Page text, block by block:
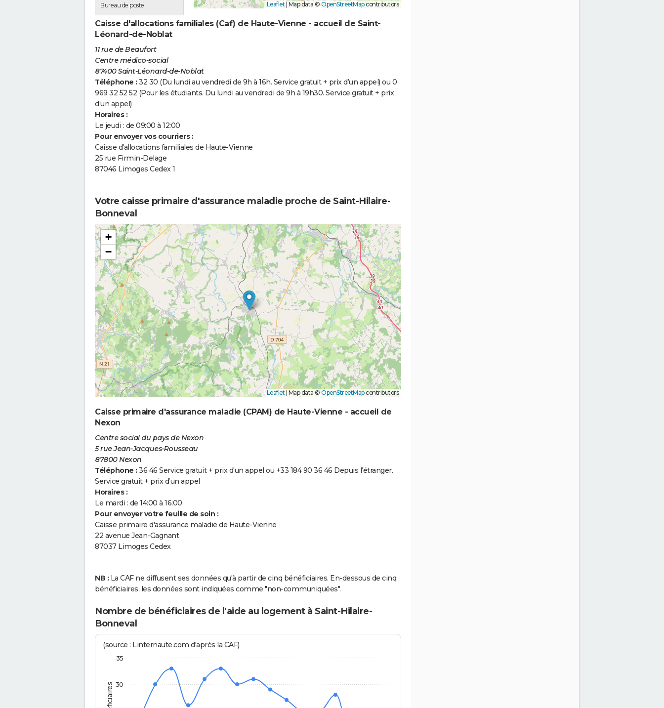
Bureau de poste Leaflet Map data © OpenStreetMapcontributors
Caisse d'allocations familiales (Caf) de Haute-Vienne - accueil de Saint-
Léonard-de-Noblat
11 rue de Beaufort
Centre médico-social
87400 Saint-Léonard-de-Noblat
Téléphone : 32 30 (Du lundi au vendredi de 9h à 16h. Service gratuit + prix d’un appel) ou 0
969 32 52 52 (Pour les étudiants. Du lundi au vendredi de 9h à 19h30. Service gratuit + prix
d’un appel)
Horaires :
Le jeudi : de 09:00 à 12:00
Pour envoyer vos courriers :
Caisse d'allocations familiales de Haute-Vienne
25 rue Firmin-Delage
87046 Limoges Cedex 1
Votre caisse primaire d'assurance maladie proche de Saint-Hilaire-
Bonneval
+
−
Leaflet Map data © OpenStreetMapcontributors
Caisse primaire d'assurance maladie (CPAM) de Haute-Vienne - accueil de
Nexon
Centre social du pays de Nexon
5 rue Jean-Jacques-Rousseau
87800 Nexon
Téléphone : 36 46 Service gratuit + prix d'un appel ou +33 184 90 36 46 Depuis l’étranger.
Service gratuit + prix d’un appel
Horaires :
Le mardi : de 14:00 à 16:00
Pour envoyer votre feuille de soin :
Caisse primaire d'assurance maladie de Haute-Vienne
22 avenue Jean-Gagnant
87037 Limoges Cedex
NB : La CAF ne diffusent ses données qu'à partir de cinq bénéficiaires. En-dessous de cinq
bénéficiaires, les données sont indiquées comme "non-communiquées".
Nombre de bénéficiaires de l'aide au logement à Saint-Hilaire-
Bonneval
(source : Linternaute.com d'après la CAF)
30
35